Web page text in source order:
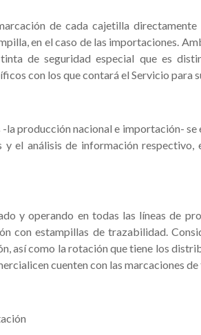
de cada cajetilla
en el caso de las importaciones.
de seguridad especial que es
con los que contará el Servicio para
producción nacional e importación- se
el análisis de información
y operando en todas las líneas de
con estampillas de trazabilidad.
así como la rotación que tiene los
cuenten con las marcaciones